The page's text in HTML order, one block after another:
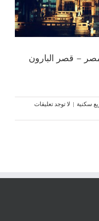
– قصر البارون
سكنية | لا توجد تعليقات